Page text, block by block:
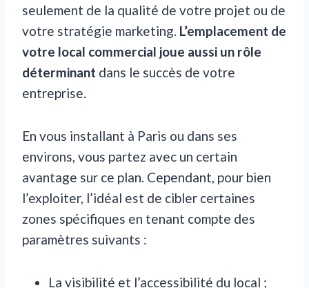
seulement de la qualité de votre projet ou de
votre stratégie marketing. L’emplacement de
votre local commercial joue aussi un rôle
déterminant dans le succès de votre
entreprise.
En vous installant à Paris ou dans ses
environs, vous partez avec un certain
avantage sur ce plan. Cependant, pour bien
l’exploiter, l’idéal est de cibler certaines
zones spécifiques en tenant compte des
paramètres suivants :
La visibilité et l’accessibilité du local ;